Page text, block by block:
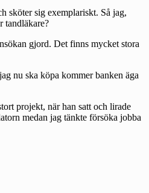
sköter sig exemplariskt. Så jag,
tandläkare?
gjord. Det finns mycket stora
nu ska köpa kommer banken äga
projekt, när han satt och lirade
medan jag tänkte försöka jobba